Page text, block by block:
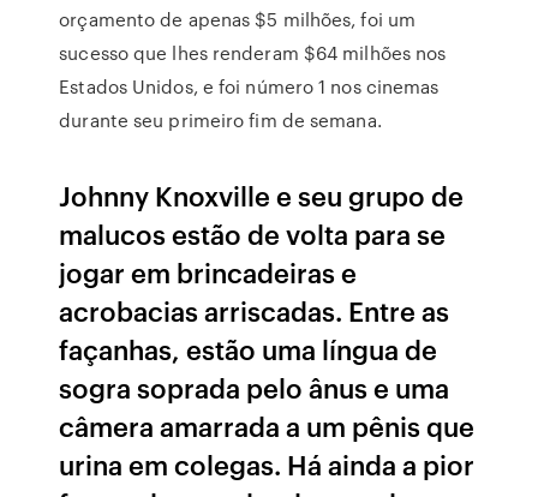
orçamento de apenas $5 milhões, foi um
sucesso que lhes renderam $64 milhões nos
Estados Unidos, e foi número 1 nos cinemas
durante seu primeiro fim de semana.
Johnny Knoxville e seu grupo de
malucos estão de volta para se
jogar em brincadeiras e
acrobacias arriscadas. Entre as
façanhas, estão uma língua de
sogra soprada pelo ânus e uma
câmera amarrada a um pênis que
urina em colegas. Há ainda a pior